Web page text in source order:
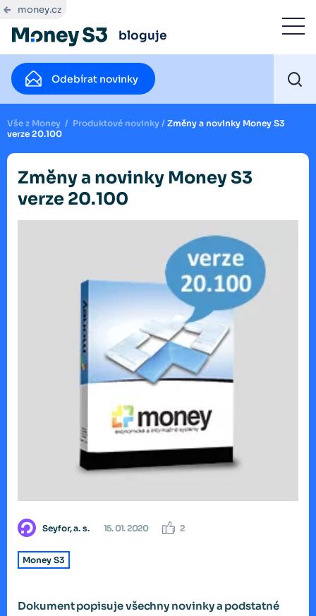
money.cz
bloguje
Odebírat novinky
Vše z Money / Produktové novinky / Změny a novinky Money S3
verze 20.100
Změny a novinky Money S3
verze 20.100
Seyfor, a. s. 15. 01. 2020 2
Money S3
Dokument popisuje všechny novinky a podstatné